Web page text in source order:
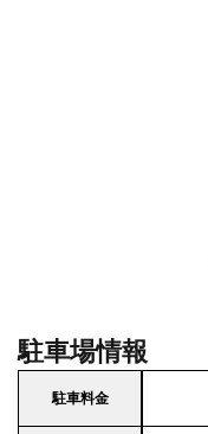
駐車場情報
駐車料金